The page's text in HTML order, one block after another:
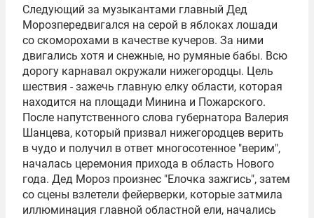
Следующий за музыкантами главный Дед
Морозпередвигался на серой в яблоках лошади
со скоморохами в качестве кучеров. За ними
двигались хотя и снежные, но румяные бабы. Всю
дорогу карнавал окружали нижегородцы. Цель
шествия - зажечь главную елку области, которая
находится на площади Минина и Пожарского.
После напутственного слова губернатора Валерия
Шанцева, который призвал нижегородцев верить
в чудо и получил в ответ многосотенное "верим",
началась церемония прихода в область Нового
года. Дед Мороз произнес "Елочка зажгись", затем
со сцены взлетели фейерверки, которые затмила
иллюминация главной областной ели, начались